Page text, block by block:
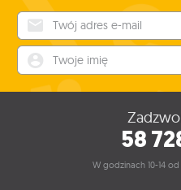
58
W godzinach 10-14